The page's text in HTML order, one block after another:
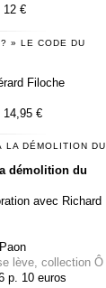
12 €
» LE CODE DU
Filoche
14,95 €
LA DÉMOLITION DU
démolition du
avec Richard
lève, collection Ô
p. 10 euros